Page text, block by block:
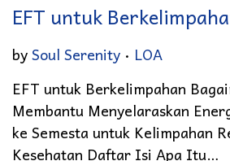
EFT untuk
bySoul Serenity . Posted in
LOA
EFT untuk Berkelimpahan
Membantu Menyelaraskan
ke Semesta untuk Kelimpahan
Kesehatan Daftar Isi Apa Itu…